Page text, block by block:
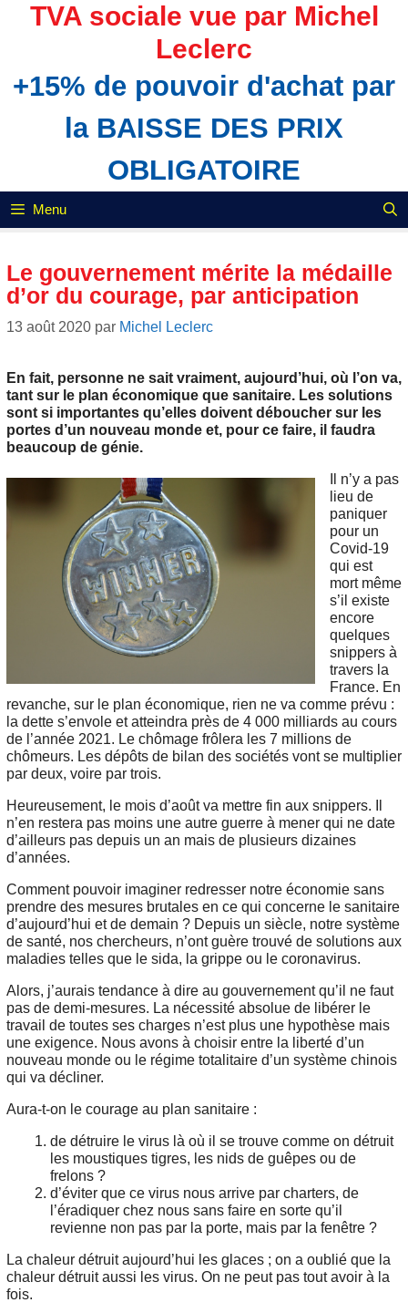
TVA sociale vue par Michel
Leclerc
+15% de pouvoir d'achat par
la BAISSE DES PRIX
OBLIGATOIRE
Menu
Le gouvernement mérite la médaille
d’or du courage, par anticipation
13 août 2020 par Michel Leclerc
En fait, personne ne sait vraiment, aujourd’hui, où l’on va,
tant sur le plan économique que sanitaire. Les solutions
sont si importantes qu’elles doivent déboucher sur les
portes d’un nouveau monde et, pour ce faire, il faudra
beaucoup de génie.
Il n’y a pas
lieu de
paniquer
pour un
Covid-19
qui est
mort même
s’il existe
encore
quelques
snippers à
travers la
France. En
revanche, sur le plan économique, rien ne va comme prévu :
la dette s’envole et atteindra près de 4 000 milliards au cours
de l’année 2021. Le chômage frôlera les 7 millions de
chômeurs. Les dépôts de bilan des sociétés vont se multiplier
par deux, voire par trois.
Heureusement, le mois d’août va mettre fin aux snippers. Il
n’en restera pas moins une autre guerre à mener qui ne date
d’ailleurs pas depuis un an mais de plusieurs dizaines
d’années.
Comment pouvoir imaginer redresser notre économie sans
prendre des mesures brutales en ce qui concerne le sanitaire
d’aujourd’hui et de demain ? Depuis un siècle, notre système
de santé, nos chercheurs, n’ont guère trouvé de solutions aux
maladies telles que le sida, la grippe ou le coronavirus.
Alors, j’aurais tendance à dire au gouvernement qu’il ne faut
pas de demi-mesures. La nécessité absolue de libérer le
travail de toutes ses charges n’est plus une hypothèse mais
une exigence. Nous avons à choisir entre la liberté d’un
nouveau monde ou le régime totalitaire d’un système chinois
qui va décliner.
Aura-t-on le courage au plan sanitaire :
de détruire le virus là où il se trouve comme on détruit
les moustiques tigres, les nids de guêpes ou de
frelons ?
d’éviter que ce virus nous arrive par charters, de
l’éradiquer chez nous sans faire en sorte qu’il
revienne non pas par la porte, mais par la fenêtre ?
La chaleur détruit aujourd’hui les glaces ; on a oublié que la
chaleur détruit aussi les virus. On ne peut pas tout avoir à la
fois.